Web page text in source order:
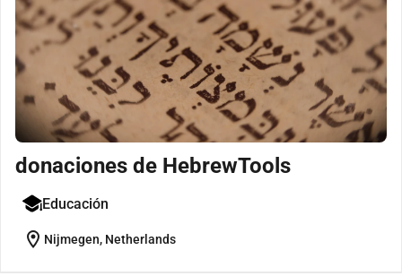
donaciones de HebrewTools
Educación
location_on Nijmegen, Netherlands